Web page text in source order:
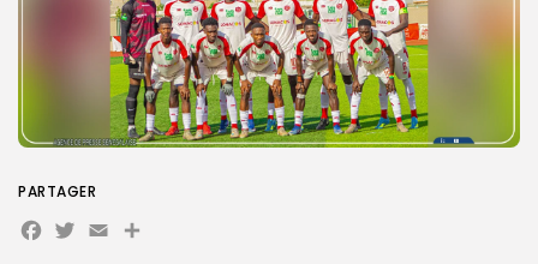
PARTAGER
Facebook
Twitter
EmailPartager